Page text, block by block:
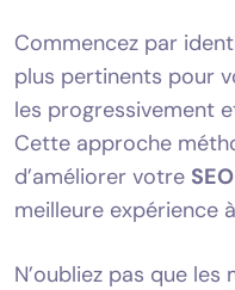
Commencez par
plus pertinents pour
les progressivement
Cette approche
d’améliorer votre
meilleure expérience
N’oubliez pas que